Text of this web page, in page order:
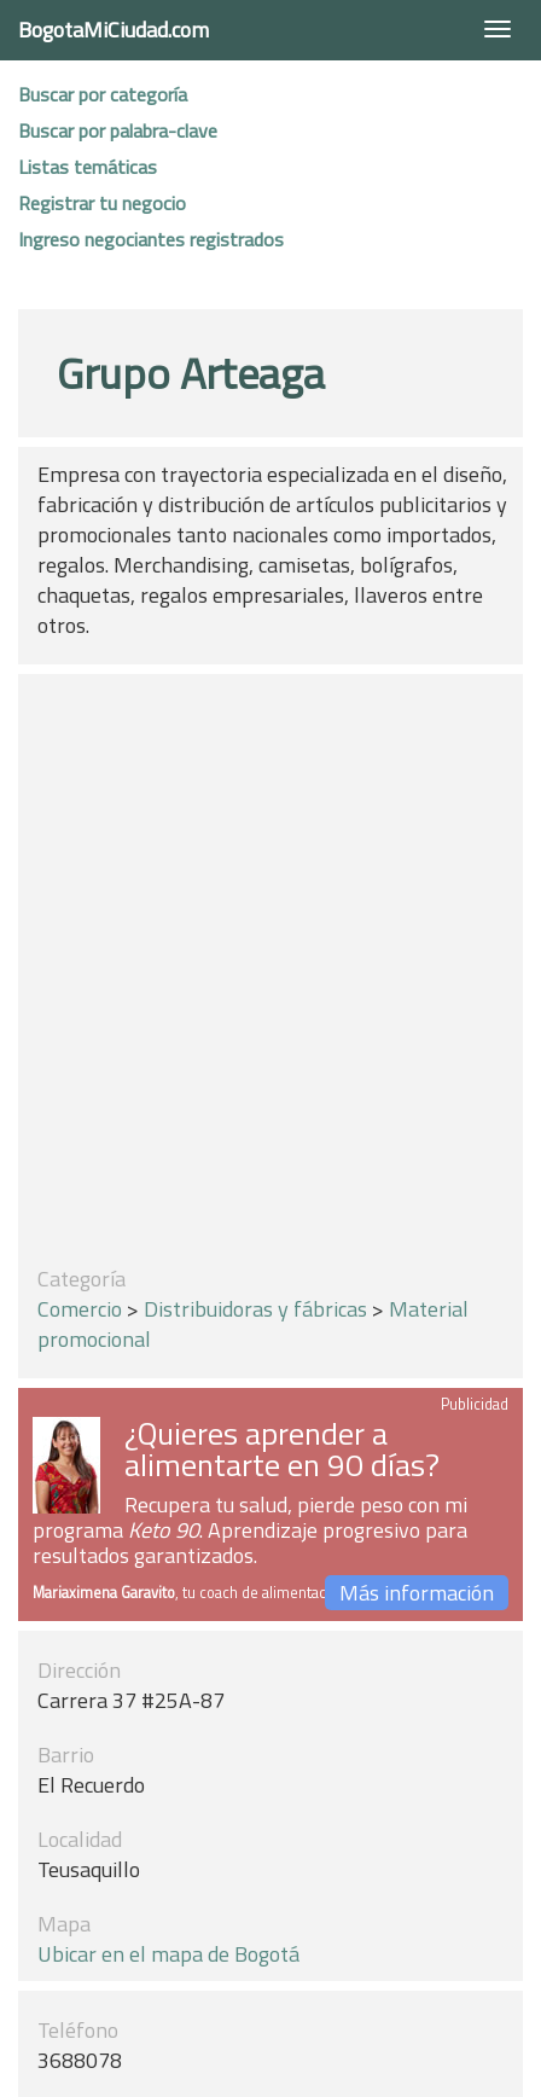
BogotaMiCiudad.com
Buscar por categoría
Buscar por palabra-clave
Listas temáticas
Registrar tu negocio
Ingreso negociantes registrados
Grupo Arteaga
Empresa con trayectoria especializada en el diseño,
fabricación y distribución de artículos publicitarios y
promocionales tanto nacionales como importados,
regalos. Merchandising, camisetas, bolígrafos,
chaquetas, regalos empresariales, llaveros entre
otros.
Categoría
Comercio > Distribuidoras y fábricas > Material
promocional
Publicidad
¿Quieres aprender a
alimentarte en 90 días?
Recupera tu salud, pierde peso con mi
programaKeto 90. Aprendizaje progresivo para
resultados garantizados.
Mariaximena Garavito, tu coach de alimentaciónMás información
Dirección
Carrera 37 #25A-87
Barrio
El Recuerdo
Localidad
Teusaquillo
Mapa
Ubicar en el mapa de Bogotá
Teléfono
3688078